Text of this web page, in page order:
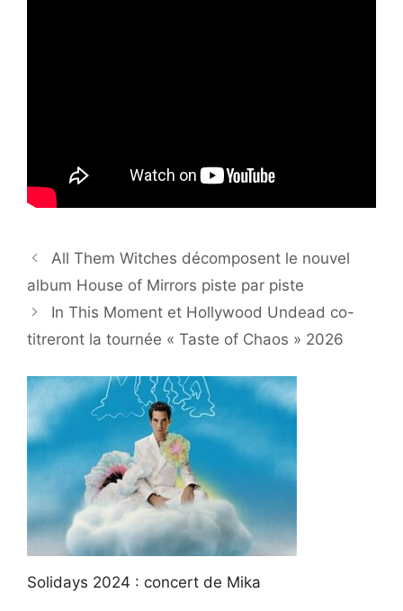
All Them Witches décomposent le nouvel
album House of Mirrors piste par piste
In This Moment et Hollywood Undead co-
titreront la tournée « Taste of Chaos » 2026
Solidays 2024 : concert de Mika